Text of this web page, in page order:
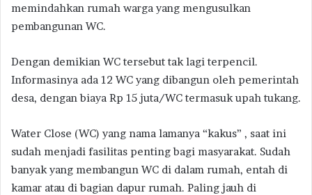
memindahkan rumah warga yang mengusulkan
pembangunan WC.
Dengan demikian WC tersebut tak lagi terpencil.
Informasinya ada 12 WC yang dibangun oleh pemerintah
desa, dengan biaya Rp 15 juta/WC termasuk upah tukang.
Water Close (WC) yang nama lamanya “kakus” , saat ini
sudah menjadi fasilitas penting bagi masyarakat. Sudah
banyak yang membangun WC di dalam rumah, entah di
kamar atau di bagian dapur rumah. Paling jauh di